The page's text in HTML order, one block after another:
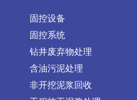
固控设备
固控系统
钻井废弃物处理
含油污泥处理
非开挖泥浆回收